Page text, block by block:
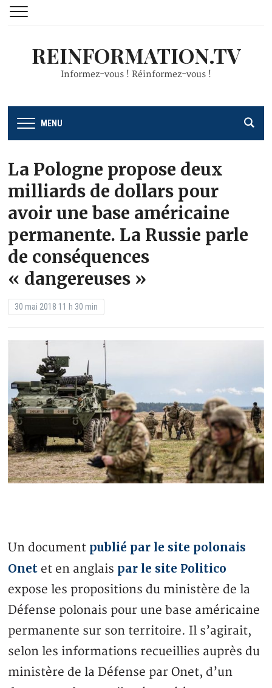
REINFORMATION.TV
Informez-vous ! Réinformez-vous !
MENU
La Pologne propose deux
milliards de dollars pour
avoir une base américaine
permanente. La Russie parle
de conséquences
« dangereuses »
30 mai 2018 11 h 30 min
Un document publié par le site polonais
Onet et en anglais par le site Politico
expose les propositions du ministère de la
Défense polonais pour une base américaine
permanente sur son territoire. Il s’agirait,
selon les informations recueillies auprès du
ministère de la Défense par Onet, d’un